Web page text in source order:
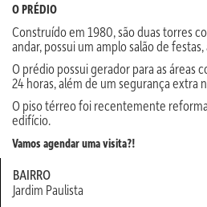
O PRÉDIO
Construído em 1980, são duas torres
andar, possui um amplo salão de
O prédio possui gerador para as áreas
24 horas, além de um segurança extra
O piso térreo foi recentemente
edifício.
Vamos agendar uma visita?!
BAIRRO
Jardim Paulista